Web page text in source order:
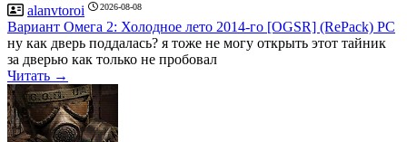
alanvtoroi 2026-08-08
Вариант Омега 2: Холодное лето 2014-го [OGSR] (RePack) PC
ну как дверь поддалась? я тоже не могу открыть этот тайник
за дверью как только не пробовал
Читать →